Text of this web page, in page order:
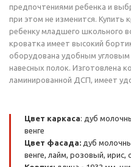
предпочтениями ребенка и
при этом не изменится.
ребенку младшего школьного
кроватка имеет высокий
оборудована удобным
навесных полок. Изготовлена
ламинированной ДСП, имеет
Цвет каркаса: дуб
венге
Цвет фасада: дуб
венге, лайм, розовый, ирис,